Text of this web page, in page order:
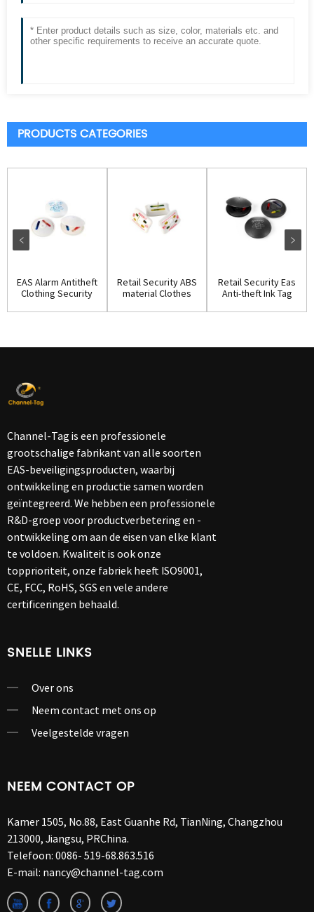
PRODUCTS CATEGORIES
EAS Alarm Antitheft
Clothing Security
Retail Security ABS
material Clothes
Retail Security Eas
Anti-theft Ink Tag
Channel-Tag is een professionele
grootschalige fabrikant van alle soorten
EAS-beveiligingsproducten, waarbij
ontwikkeling en productie samen worden
geïntegreerd. We hebben een professionele
R&D-groep voor productverbetering en -
ontwikkeling om aan de eisen van elke klant
te voldoen. Kwaliteit is ook onze
topprioriteit, onze fabriek heeft ISO9001,
CE, FCC, RoHS, SGS en vele andere
certificeringen behaald.
SNELLE LINKS
Over ons
Neem contact met ons op
Veelgestelde vragen
NEEM CONTACT OP
Kamer 1505, No.88, East Guanhe Rd, TianNing, Changzhou
213000, Jiangsu, PRChina.
Telefoon: 0086- 519-68.863.516
E-mail: nancy@channel-tag.com